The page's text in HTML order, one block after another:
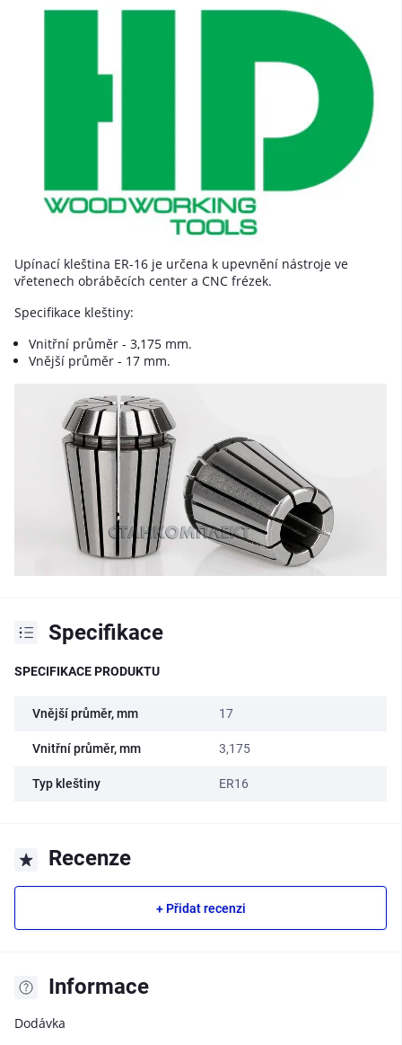
Upínací kleština ER-16 je určena k upevnění nástroje ve
vřetenech obráběcích center a CNC frézek.
Specifikace kleštiny:
Vnitřní průměr - 3,175 mm.
Vnější průměr - 17 mm.
Specifikace
SPECIFIKACE PRODUKTU
Vnější průměr, mm 17
Vnitřní průměr, mm 3,175
Typ kleštiny ER16
Recenze
+ Přidat recenzi
Informace
Dodávka